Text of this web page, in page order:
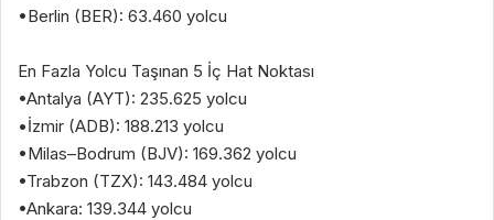
•Berlin (BER): 63.460 yolcu
En Fazla Yolcu Taşınan 5 İç Hat Noktası
•Antalya (AYT): 235.625 yolcu
•İzmir (ADB): 188.213 yolcu
•Milas–Bodrum (BJV): 169.362 yolcu
•Trabzon (TZX): 143.484 yolcu
•Ankara: 139.344 yolcu